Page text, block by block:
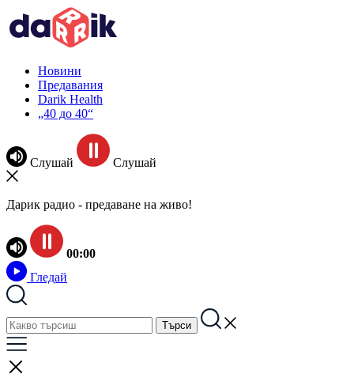
Новини
Предавания
Darik Health
„40 до 40“
Слушай Слушай
Дарик радио - предаване на живо!
00:00
Гледай